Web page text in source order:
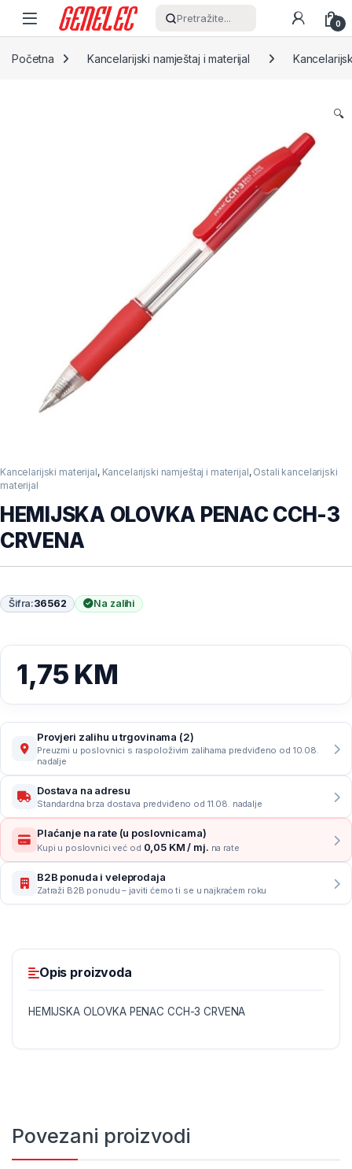
Skip to navigation
Skip to content
Pretražite... 0
Početna Kancelarijski namještaj i materijal
🔍
Kancelarijski materijal, Kancelarijski namještaj i materijal, Ostali kancelarijski
materijal
HEMIJSKA OLOVKA PENAC CCH-3
CRVENA
Šifra:36562 Na zalihi
1,75 KM
Provjeri zalihu u trgovinama (2)
Preuzmi u poslovnici s raspoloživim zalihama predviđeno od 10.08.
nadalje
Dostava na adresu
Standardna brza dostava predviđeno od 11.08. nadalje
Plaćanje na rate (u poslovnicama)
Kupi u poslovnici već od 0,05 KM / mj. na rate
B2B ponuda i veleprodaja
Zatraži B2B ponudu – javiti ćemo ti se u najkraćem roku
Opis proizvoda
HEMIJSKA OLOVKA PENAC CCH-3 CRVENA
Povezani proizvodi